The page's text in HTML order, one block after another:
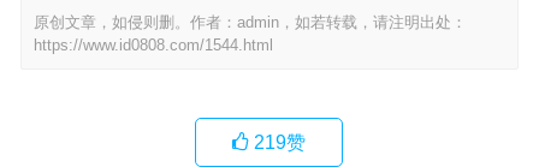
原创文章，如侵则删。作者：admin，如若转载，请注明出处：
https://www.id0808.com/1544.html
219赞